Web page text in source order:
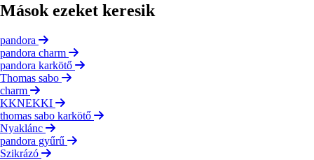
Mások ezeket keresik
pandora
pandora charm
pandora karkötő
Thomas sabo
charm
KKNEKKI
thomas sabo karkötő
Nyaklánc
pandora gyűrű
Szikrázó